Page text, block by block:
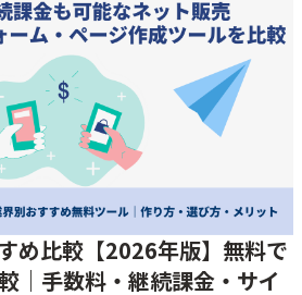
め比較【2026年版】無料で
｜手数料・継続課金・サイ